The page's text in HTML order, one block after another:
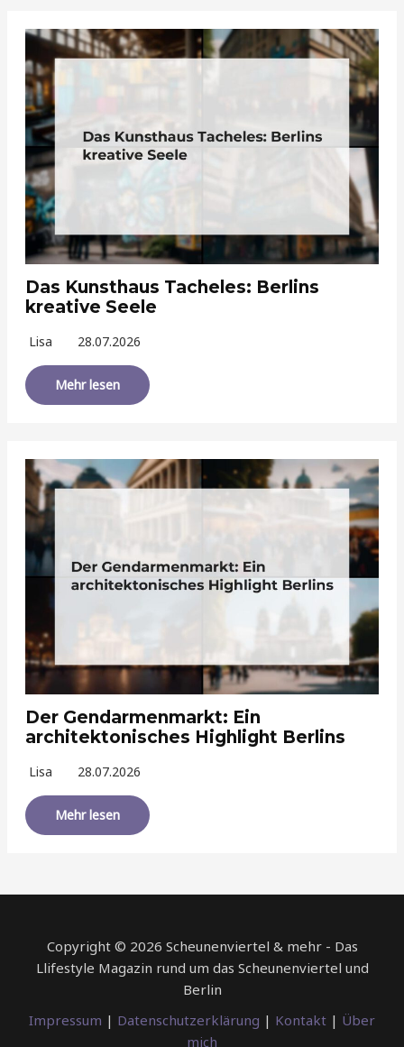
Das Kunsthaus Tacheles: Berlins
kreative Seele
Lisa 28.07.2026
Mehr lesen
Der Gendarmenmarkt: Ein
architektonisches Highlight Berlins
Lisa 28.07.2026
Mehr lesen
Copyright © 2026 Scheunenviertel & mehr - Das
Llifestyle Magazin rund um das Scheunenviertel und
Berlin
Impressum | Datenschutzerklärung | Kontakt | Über
mich